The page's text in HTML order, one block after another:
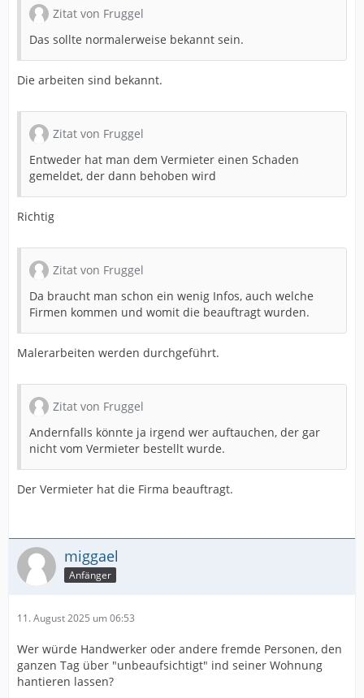
Zitat von Fruggel
Das sollte normalerweise bekannt sein.
Die arbeiten sind bekannt.
Zitat von Fruggel
Entweder hat man dem Vermieter einen Schaden
gemeldet, der dann behoben wird
Richtig
Zitat von Fruggel
Da braucht man schon ein wenig Infos, auch welche
Firmen kommen und womit die beauftragt wurden.
Malerarbeiten werden durchgeführt.
Zitat von Fruggel
Andernfalls könnte ja irgend wer auftauchen, der gar
nicht vom Vermieter bestellt wurde.
Der Vermieter hat die Firma beauftragt.
miggael
Anfänger
11. August 2025 um 06:53
Wer würde Handwerker oder andere fremde Personen, den
ganzen Tag über "unbeaufsichtigt" ind seiner Wohnung
hantieren lassen?